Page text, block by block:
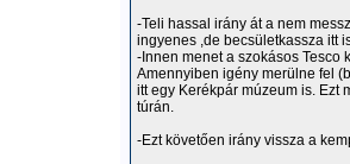
-Teli hassal irány át a nem
ingyenes ,de becsületkassza itt
-Innen menet a szokásos Tesco
Amennyiben igény merülne fel
itt egy Kerékpár múzeum is. Ezt
túrán.
-Ezt követően irány vissza a